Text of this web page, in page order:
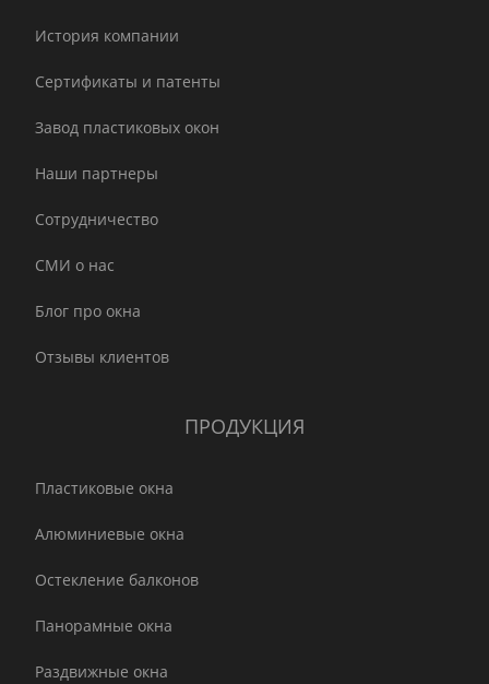
История компании
Сертификаты и патенты
Завод пластиковых окон
Наши партнеры
Сотрудничество
СМИ о нас
Блог про окна
Отзывы клиентов
ПРОДУКЦИЯ
Пластиковые окна
Алюминиевые окна
Остекление балконов
Панорамные окна
Раздвижные окна